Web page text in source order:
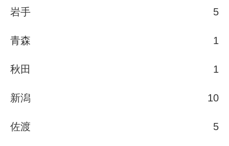
岩手 5
青森 1
秋田 1
新潟 10
佐渡 5